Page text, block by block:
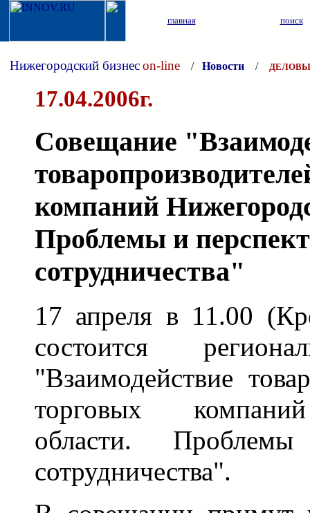
главная поиск
Нижегородский бизнесon-line / Новости /
17.04.2006г.
Совещание
компаний
Проблемы и
сотрудничества"
17 апреля в 11.00
состоится
"Взаимодействие
торговых
области.
сотрудничества".